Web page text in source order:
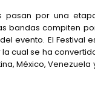
pasan por una
bandas compiten
evento. El Festival
cual se ha
México, Venezuela